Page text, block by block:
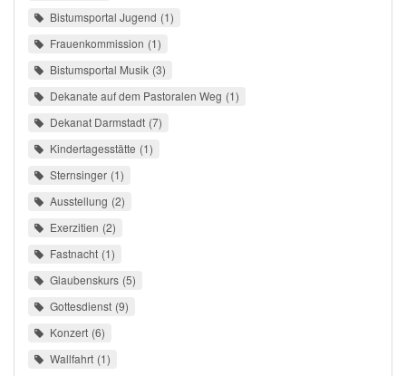
Bistumsportal Jugend 1
Frauenkommission 1
Bistumsportal Musik 3
Dekanate auf dem Pastoralen Weg 1
Dekanat Darmstadt 7
Kindertagesstätte 1
Sternsinger 1
Ausstellung 2
Exerzitien 2
Fastnacht 1
Glaubenskurs 5
Gottesdienst 9
Konzert 6
Wallfahrt 1